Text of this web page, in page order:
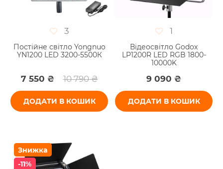
3
Постійне світло Yongnuo
YN1200 LED 3200-5500К
7 550 ₴ 10 790 ₴
ДОДАТИ В КОШИК
1
Відеосвітло Godox
LP1200R LED RGB 1800-
10000K
9 090 ₴
ДОДАТИ В КОШИК
Знижка
-11%